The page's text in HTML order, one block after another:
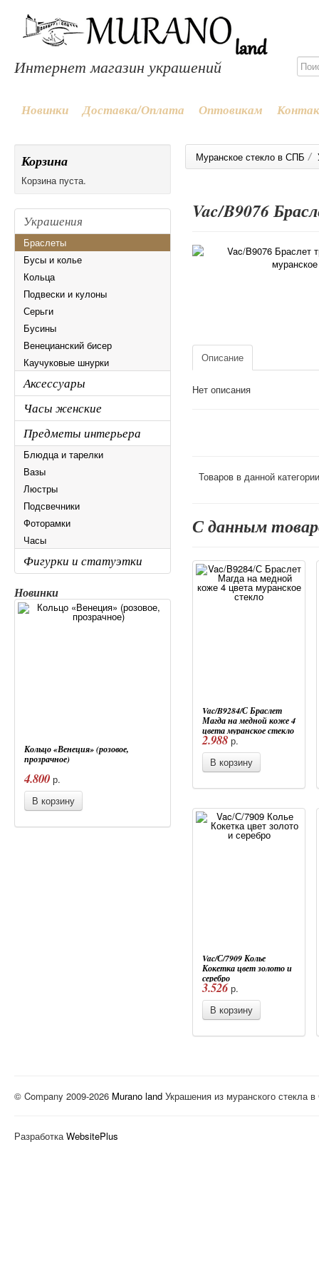
Интернет магазин украшений
Новинки Доставка/Оплата Оптовикам
Корзина
Корзина пуста.
Украшения
Браслеты
Бусы и колье
Кольца
Подвески и кулоны
Серьги
Бусины
Венецианский бисер
Каучуковые шнурки
Аксессуары
Часы женские
Предметы интерьера
Блюдца и тарелки
Вазы
Люстры
Подсвечники
Фоторамки
Часы
Фигурки и статуэтки
Новинки
Кольцо «Венеция» (розовое,
прозрачное)
4.800 р.
В корзину
Муранское стекло в СПБ /
Vac/B9076
Описание
Нет описания
Товаров в данной
С данным
Vac/B9284/С Браслет
Магда на медной коже 4
цвета муранское стекло
2.988 р.
В корзину
Vac/С/7909 Колье
Кокетка цвет золото и
серебро
3.526р.
В корзину
© Company 2009-2026 Murano land Украшения из муранского стекла в
РазработкаWebsitePlus